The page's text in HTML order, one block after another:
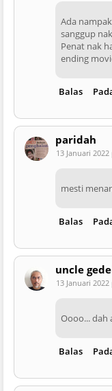
Ada
sanggup
Penat nak
ending
Balas
paridah
13 Januari 2022
mesti
Balas
uncle
13 Januari 2022
Oooo... dah
Balas